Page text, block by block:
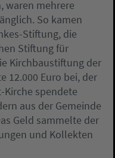
waren mehrere
So kamen
Stiftung, die
Stiftung für
Kirchbaustiftung der
12.000 Euro bei, der
spendete
aus der Gemeinde
Geld sammelte der
und Kollekten